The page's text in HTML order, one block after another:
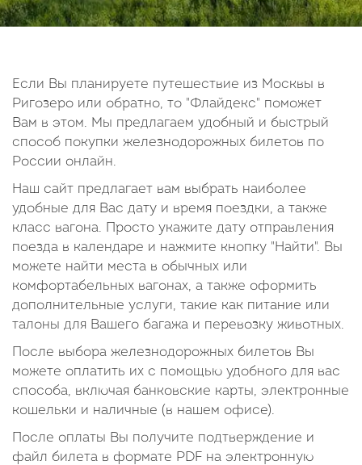
Если Вы планируете путешествие из Москвы в
Ригозеро или обратно, то "Флайдекс" поможет
Вам в этом. Мы предлагаем удобный и быстрый
способ покупки железнодорожных билетов по
России онлайн.
Наш сайт предлагает вам выбрать наиболее
удобные для Вас дату и время поездки, а также
класс вагона. Просто укажите дату отправления
поезда в календаре и нажмите кнопку "Найти". Вы
можете найти места в обычных или
комфортабельных вагонах, а также оформить
дополнительные услуги, такие как питание или
талоны для Вашего багажа и перевозку животных.
После выбора железнодорожных билетов Вы
можете оплатить их с помощью удобного для вас
способа, включая банковские карты, электронные
кошельки и наличные (в нашем офисе).
После оплаты Вы получите подтверждение и
файл билета в формате PDF на электронную
14
15 16 17 18 19
20
Октябрь 2026
5
6 7 8 9 10
11
12
13 14 15 16 17
18
19
20 21 22 23
31